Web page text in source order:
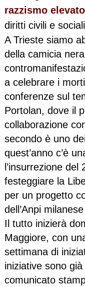
razzismo
diritti civili e
A Trieste siamo
della camicia
a celebrare i
conferenze sul
Portolan, dove il
collaborazione
secondo è uno
quest’anno c’è
l’insurrezione
festeggiare la
per un progetto
dell’Anpi
Il tutto inizierà
Maggiore, con
settimana di
iniziative sono
comunicato